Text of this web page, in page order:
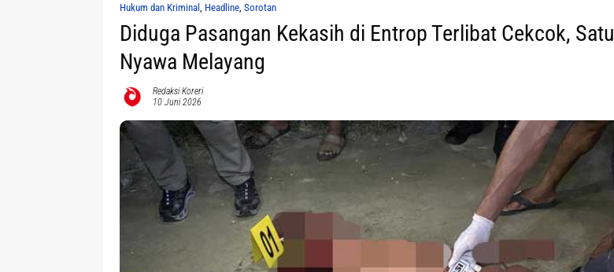
Hukum dan Kriminal Headline Sorotan
Diduga Pasangan Kekasih di Entrop Terlibat Cekcok, Satu
Nyawa Melayang
Redaksi Koreri
10 Juni 2026